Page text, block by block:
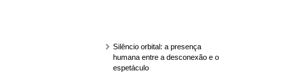
Silêncio orbital: a presença
humana entre a desconexão e o
espetáculo